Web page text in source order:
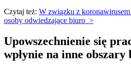
Czytaj też: W związku z
osoby odwiedzające biuro >
Upowszechnienie się
wpłynie na inne obszary